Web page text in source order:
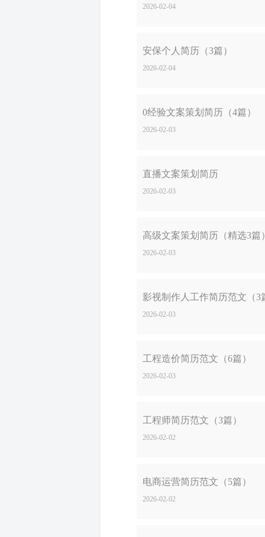
2026-02-04
安保个人简历（3篇）
2026-02-04
0经验文案策划简历（4篇）
2026-02-03
直播文案策划简历
2026-02-03
高级文案策划简历（精选3篇
2026-02-03
影视制作人工作简历范文（3
2026-02-03
工程造价简历范文（6篇）
2026-02-03
工程师简历范文（3篇）
2026-02-02
电商运营简历范文（5篇）
2026-02-02